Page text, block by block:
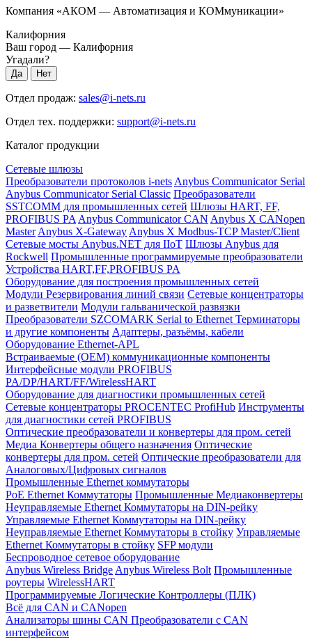
Компания «АКОМ — Автоматизация и КОМмуникации»
Калифорния
Ваш город — Калифорния
Угадали?
Отдел продаж: sales@i-nets.ru
Отдел тех. поддержки: support@i-nets.ru
Каталог продукции
Сетевые шлюзы
Преобразователи протоколов i-nets Anybus Communicator Serial
Anybus Communicator Serial Classic Преобразователи
SSTCOMM для промышленных сетей Шлюзы HART, FF,
PROFIBUS PA Anybus Communicator CAN Anybus X CANopen
Master Anybus X-Gateway Anybus X Modbus-TCP Master/Client
Сетевые мосты Anybus.NET для IIoT Шлюзы Anybus для
Rockwell Промышленные программируемые преобразователи
Устройства HART,FF,PROFIBUS PA
Оборудование для построения промышленных сетей
Модули Резервирования линий связи Сетевые концентраторы
и разветвители Модули гальванической развязки
Преобразователи SZCOMARK Serial to Ethernet Терминаторы
и другие компоненты Адаптеры, разъёмы, кабели
Оборудование Ethernet-APL
Встраиваемые (OEM) коммуникационные компоненты
Интерфейсные модули PROFIBUS
PA/DP/HART/FF/WirelessHART
Оборудование для диагностики промышленных сетей
Сетевые концентраторы PROCENTEC ProfiHub Инструменты
для диагностики сетей PROFIBUS
Оптические преобразователи и конвертеры для пром. сетей
Медиа Конвертеры общего назначения Оптические
конвертеры для пром. сетей Оптические преобразователи для
Аналоговых/Цифровых сигналов
Промышленные Ethernet коммутаторы
PoE Ethernet Коммутаторы Промышленные Медиаконвертеры
Неуправляемые Ethernet Коммутаторы на DIN-рейку
Управляемые Ethernet Коммутаторы на DIN-рейку
Неуправляемые Ethernet Коммутаторы в стойку Управляемые
Ethernet Коммутаторы в стойку SFP модули
Беспроводное сетевое оборудование
Anybus Wireless Bridge Anybus Wireless Bolt Промышленные
роутеры WirelessHART
Программируемые Логические Контроллеры (ПЛК)
Всё для CAN и CANopen
Анализаторы шины CAN Преобразователи с CAN
интерфейсом